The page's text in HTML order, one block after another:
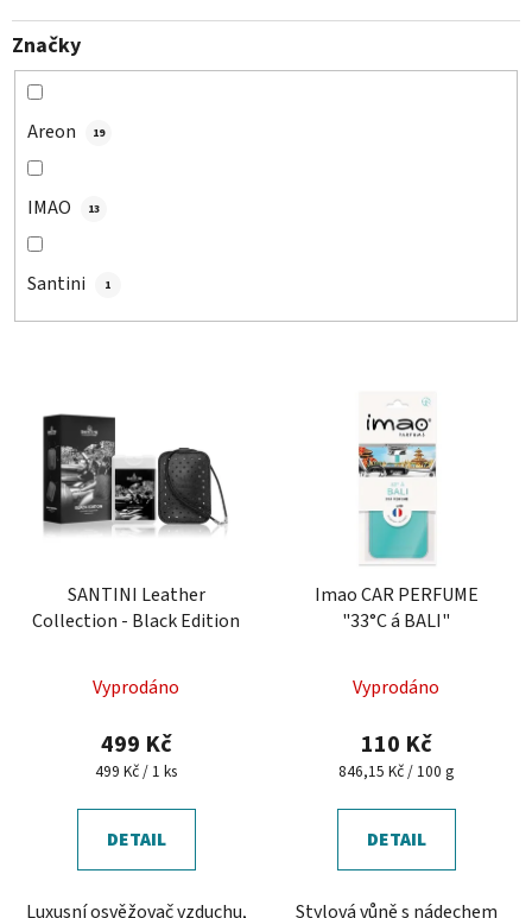
Značky
Areon 19
IMAO 13
Santini 1
SANTINI Leather
Collection - Black Edition
hodnocení
produktu
je
z
Vyprodáno
499 Kč
Měrná
499 Kč / 1 ks
DETAIL
Luxusní osvěžovač vzduchu,
Imao CAR PERFUME
"33°C á BALI"
Vyprodáno
110 Kč
Měrná
846,15 Kč / 100 g
DETAIL
Stylová vůně s nádechem